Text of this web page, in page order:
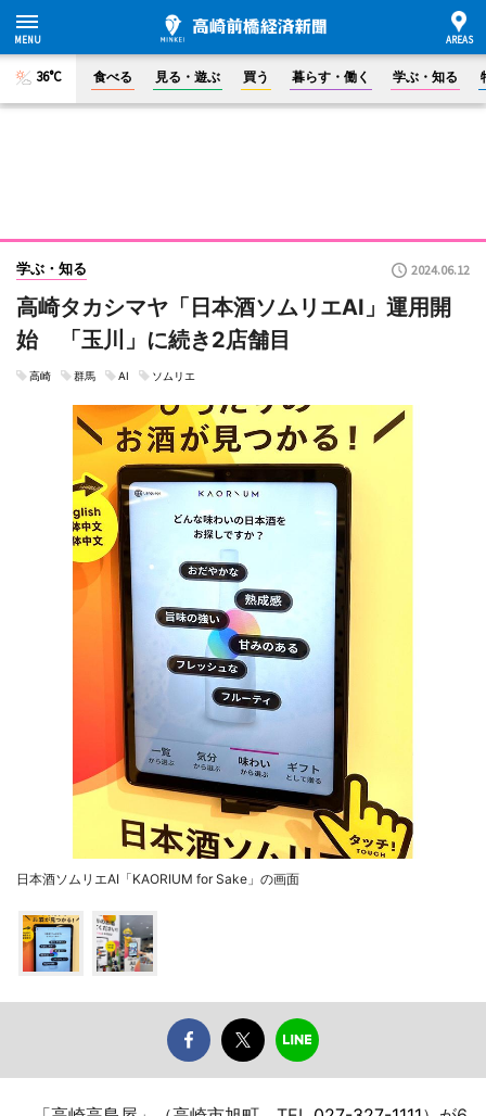
36°C 食べる 見る・遊ぶ 買う 暮らす・働く 学ぶ・知る
学ぶ・知る 2024.06.12
高崎タカシマヤ「日本酒ソムリエAI」運用開
始 「玉川」に続き2店舗目
高崎 群馬 AI ソムリエ
日本酒ソムリエAI「KAORIUM for Sake」の画面